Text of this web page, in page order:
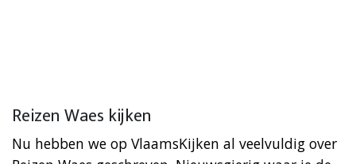
Reizen Waes kijken
Nu hebben we op VlaamsKijken al veelvuldig over